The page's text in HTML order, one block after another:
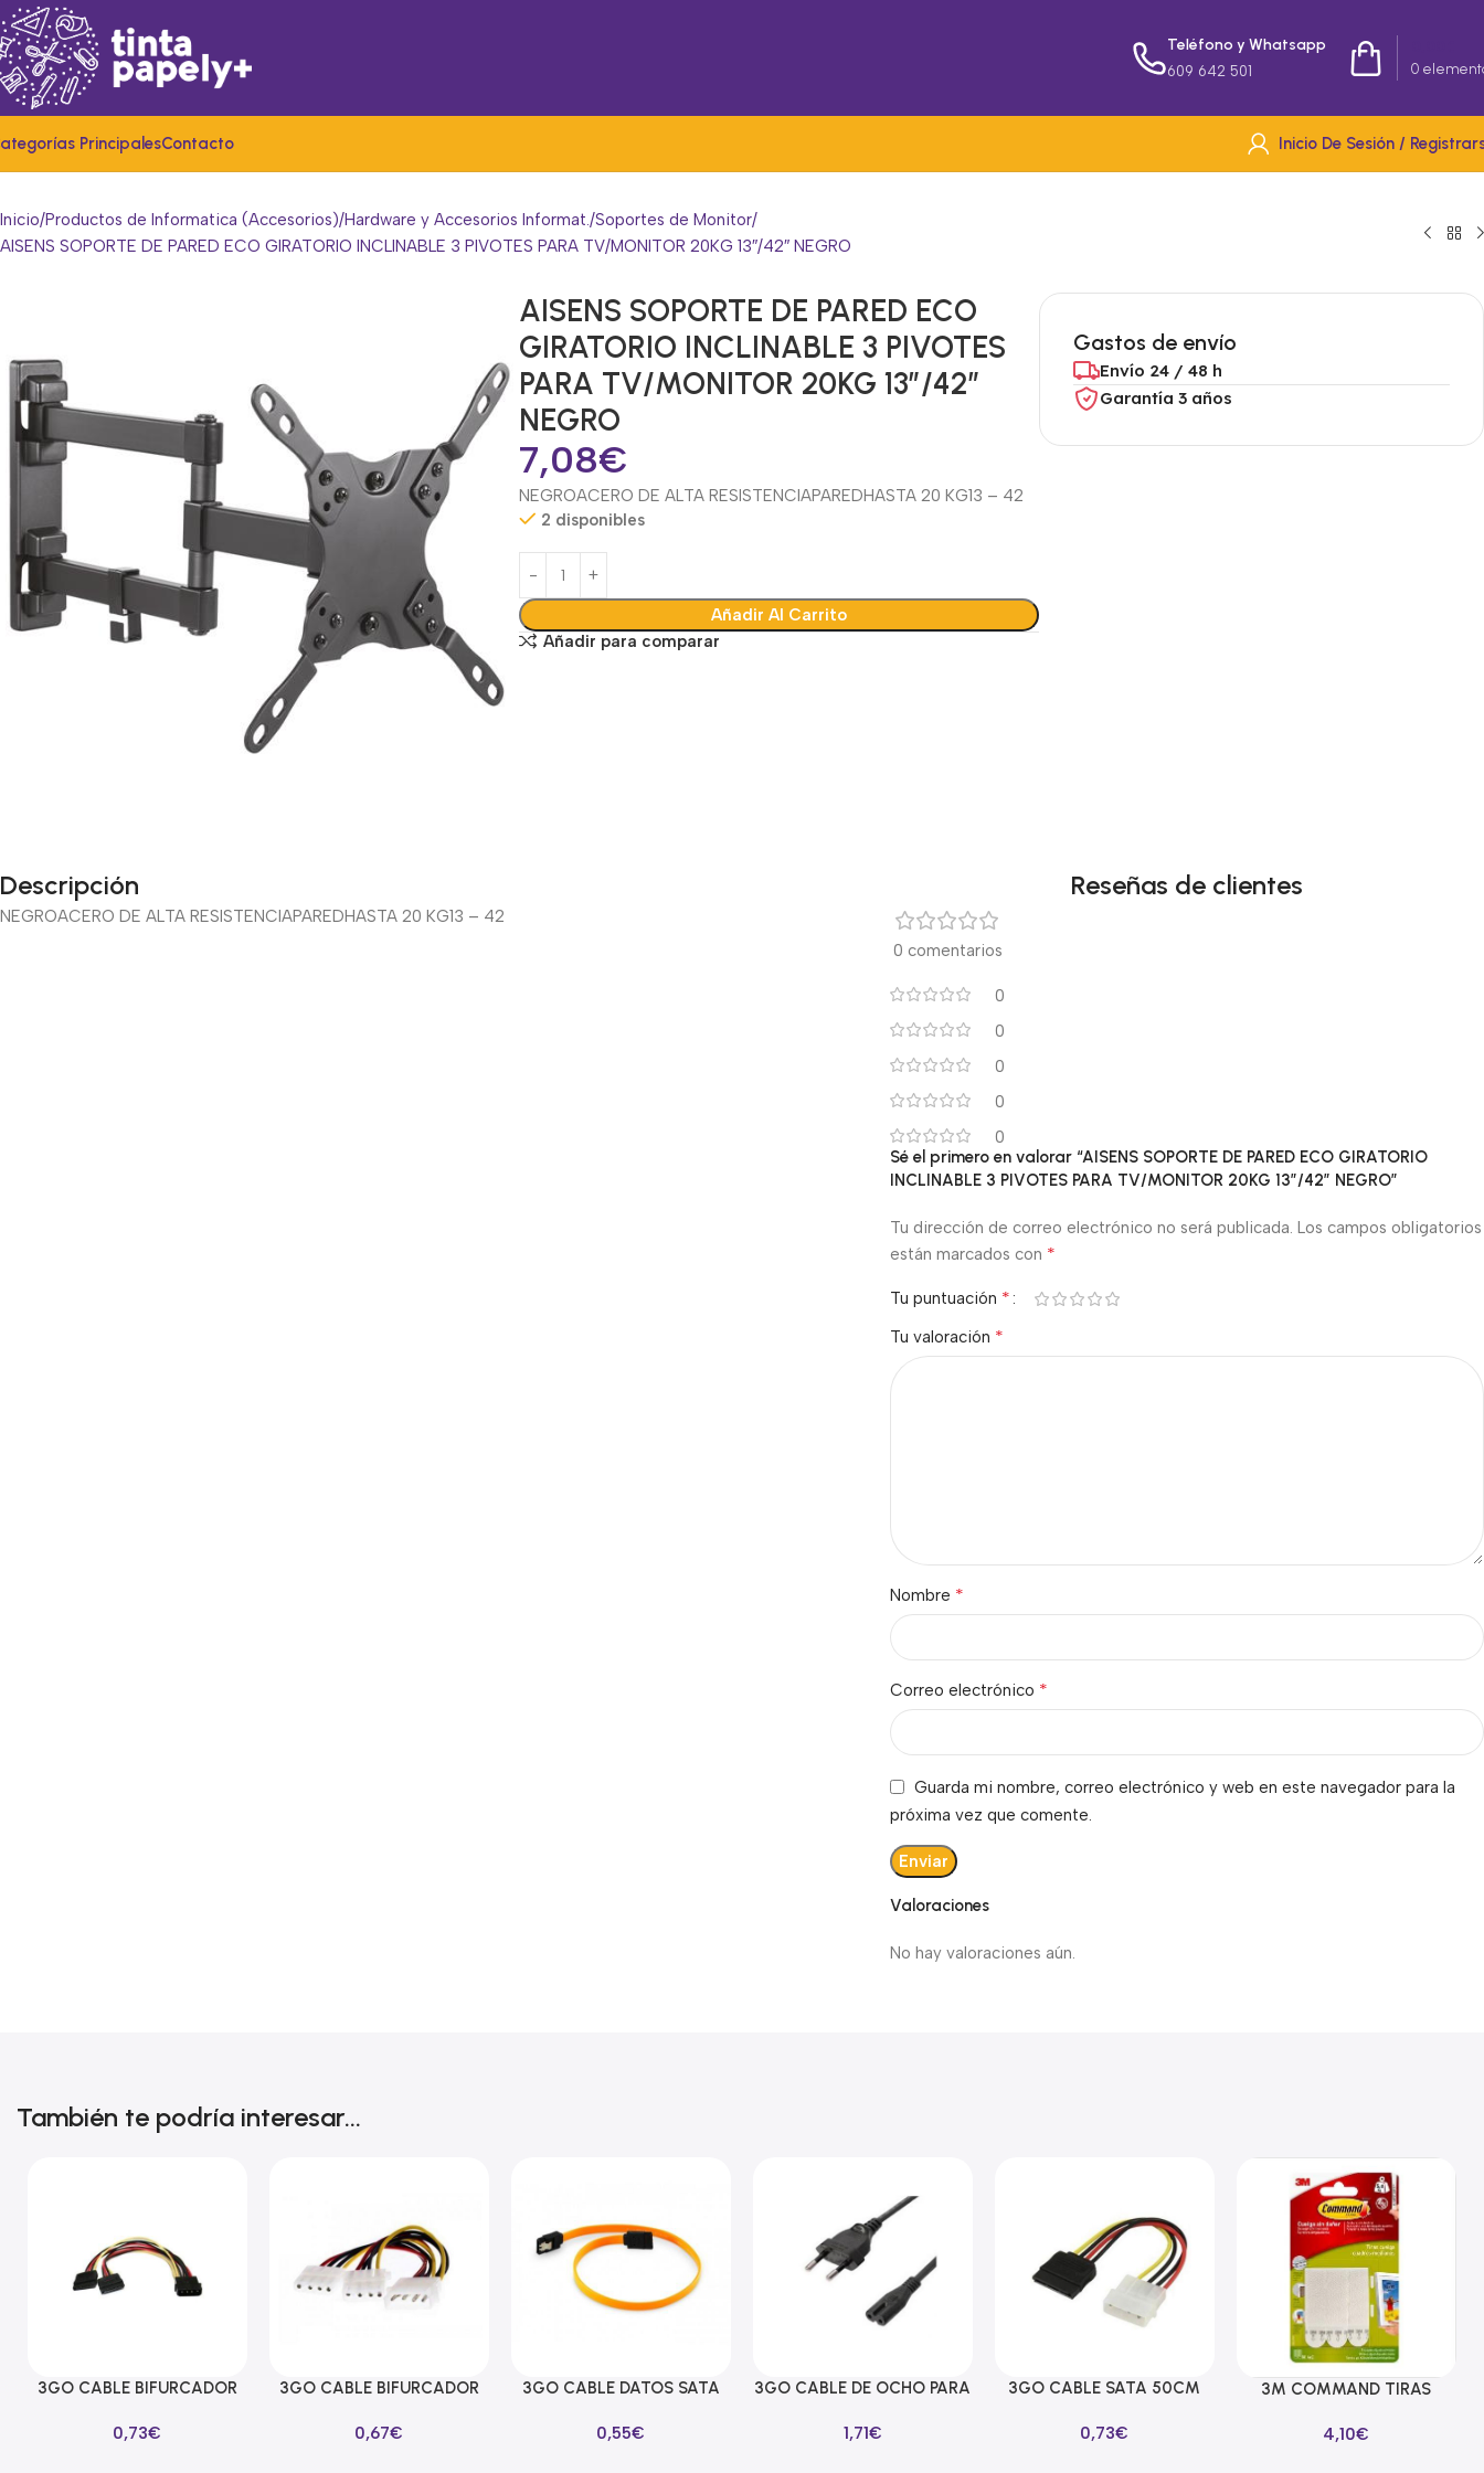
Teléfono y Whatsapp
609 642 501 0
PrincipalesContacto Inicio De Sesión /
Inicio Productos de Informatica (Accesorios) Hardware y Accesorios Informat. Soportes de Monitor
AISENS SOPORTE DE PARED ECO GIRATORIO INCLINABLE 3 PIVOTES PARA TV/MONITOR 20KG 13″/42″ NEGRO
AISENS SOPORTE DE PARED ECO
GIRATORIO INCLINABLE 3 PIVOTES
PARA TV/MONITOR 20KG 13″/42″
NEGRO
7,08€
NEGROACERO DE ALTA RESISTENCIAPAREDHASTA 20 KG13 – 42
2 disponibles
Añadir Al Carrito
Añadir para comparar
Gastos de envío
Envío 24 / 48 h
Garantía 3 años
Descripción
NEGROACERO DE ALTA RESISTENCIAPAREDHASTA 20 KG13 – 42
Reseñas de clientes
0 comentarios
0
0
0
0
0
Valoraciones
No hay valoraciones aún.
Sé el primero en valorar “AISENS SOPORTE DE PARED ECO GIRATORIO
INCLINABLE 3 PIVOTES PARA TV/MONITOR 20KG 13″/42″ NEGRO”
Tu dirección de correo electrónico no será publicada. Los campos obligatorios
están marcados con *
Tu puntuación *
Tu valoración *
Nombre *
Correo electrónico *
Guarda mi nombre, correo electrónico y web en este navegador para la
próxima vez que comente.
También te podría interesar...
Añadir Al Carrito
3GO CABLE BIFURCADOR
0,73€
Añadir Al Carrito
3GO CABLE BIFURCADOR
0,67€
Añadir Al Carrito
3GO CABLE DATOS SATA
AMARILLO
0,55€
Añadir Al Carrito
3GO CABLE DE OCHO PARA
1,71€
Añadir Al Carrito
3GO CABLE SATA 50CM
0,73€
Añadir Al Carrito
3M COMMAND TIRAS
BLANCAS MEDIANAS
4,10€